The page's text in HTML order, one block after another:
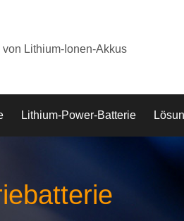
Lithium-Ionen-Akkus
Lithium-Power-Batterie